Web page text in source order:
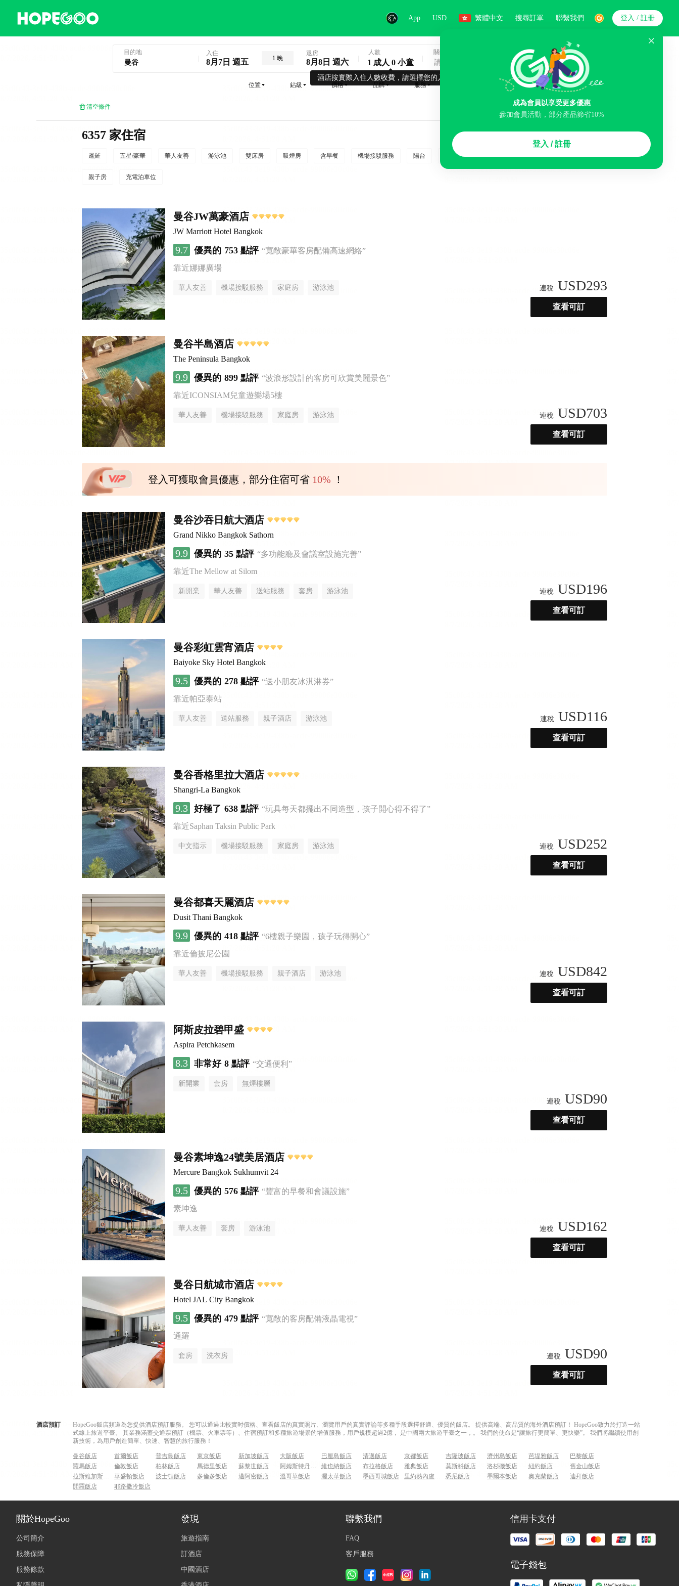
App USD 繁體中文 搜尋訂單 聯繫我們
成為會員以享受更多優惠
參加會員活動，部分產品節省10%
登入 / 註冊
登入 / 註冊
目的地 入住
8月7日 週五 1 晚
退房
8月8日 週六
酒店按實際入住人數收費，請選擇您的入住人數
人數
1 成人 0 小童
關鍵字
搜索
位置 鉆級 價格 品牌 服務
清空條件
6357 家住宿
暹羅 五星/豪華 華人友善 游泳池 雙床房 吸煙房 含早餐 機場接駁服務 陽台 行李寄存服務 免費取消 民宿 泊車場
親子房 充電泊車位
曼谷JW萬豪酒店
JW Marriott Hotel Bangkok
9.7 優異的 753 點評 “寬敞豪華客房配備高速網絡”
靠近娜娜廣場
華人友善 機場接駁服務 家庭房 游泳池 連稅 USD293
查看可訂
曼谷半島酒店
The Peninsula Bangkok
9.9 優異的 899 點評 “波浪形設計的客房可欣賞美麗景色”
靠近ICONSIAM兒童遊樂場5樓
華人友善 機場接駁服務 家庭房 游泳池 連稅 USD703
查看可訂
登入可獲取會員優惠，部分住宿可省 10% ！
曼谷沙吞日航大酒店
Grand Nikko Bangkok Sathorn
9.9 優異的 35 點評 “多功能廳及會議室設施完善”
靠近The Mellow at Silom
新開業 華人友善 送站服務 套房 游泳池 連稅 USD196
查看可訂
曼谷彩虹雲宵酒店
Baiyoke Sky Hotel Bangkok
9.5 優異的 278 點評 “送小朋友冰淇淋券”
靠近帕亞泰站
華人友善 送站服務 親子酒店 游泳池 連稅 USD116
查看可訂
曼谷香格里拉大酒店
Shangri-La Bangkok
9.3 好極了 638 點評 “玩具每天都擺出不同造型，孩子開心得不得了”
靠近Saphan Taksin Public Park
中文指示 機場接駁服務 家庭房 游泳池 連稅 USD252
查看可訂
曼谷都喜天麗酒店
Dusit Thani Bangkok
9.9 優異的 418 點評 “6樓親子樂園，孩子玩得開心”
靠近倫披尼公園
華人友善 機場接駁服務 親子酒店 游泳池 連稅 USD842
查看可訂
阿斯皮拉碧甲盛
Aspira Petchkasem
8.3 非常好 8 點評 “交通便利”
新開業 套房 無煙樓層
連稅 USD90
查看可訂
曼谷素坤逸24號美居酒店
Mercure Bangkok Sukhumvit 24
9.5 優異的 576 點評 “豐富的早餐和會議設施”
素坤逸
華人友善 套房 游泳池 連稅 USD162
查看可訂
曼谷日航城市酒店
Hotel JAL City Bangkok
9.5 優異的 479 點評 “寬敞的客房配備液晶電視”
通羅
套房 洗衣房 連稅 USD90
查看可訂
酒店預訂
HopeGoo飯店頻道為您提供酒店預訂服務。 您可以通過比較實时價格、查看飯店的真實照片、瀏覽用戶的真實評論等多種手段選擇舒適、優質的飯店。 提供高端、高品質的海外酒店預訂！ HopeGoo致力於打造一站
式線上旅遊平臺。 其業務涵蓋交通票預訂（機票、火車票等）、住宿預訂和多種旅遊場景的增值服務，用戶規模超過2億， 是中國兩大旅遊平臺之一，。 我們的使命是“讓旅行更簡單、更快樂”。 我們將繼續使用創
新技術，為用戶創造簡單、快速、智慧的旅行服務！
曼谷飯店 首爾飯店 普吉島飯店 東京飯店 新加坡飯店 大阪飯店 巴厘島飯店 清邁飯店 京都飯店 吉隆玻飯店 濟州島飯店 芭堤雅飯店
巴黎飯店
羅馬飯店
倫敦飯店 柏林飯店 馬德里飯店 蘇黎世飯店 阿姆斯特丹飯店 維也納飯店 布拉格飯店 雅典飯店 莫斯科飯店 洛杉磯飯店 紐約飯店
舊金山飯店
拉斯維加斯飯店
華盛頓飯店 波士頓飯店 多倫多飯店 邁阿密飯店 溫哥華飯店 渥太華飯店 墨西哥城飯店 里約熱內盧飯店 悉尼飯店 墨爾本飯店 奧克蘭飯店
迪拜飯店
開羅飯店
耶路撒冷飯店
關於HopeGoo
公司簡介
服務保障
服務條款
發現
旅遊指南
訂酒店
中國酒店
聯繫我們
FAQ
客戶服務
信用卡支付
電子錢包